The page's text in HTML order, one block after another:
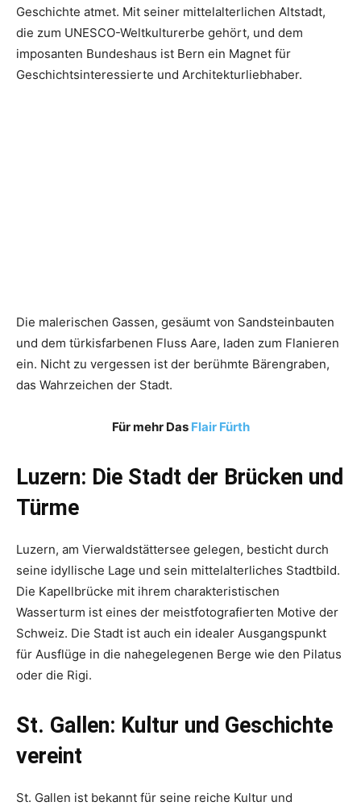
Geschichte atmet. Mit seiner mittelalterlichen Altstadt,
die zum UNESCO-Weltkulturerbe gehört, und dem
imposanten Bundeshaus ist Bern ein Magnet für
Geschichtsinteressierte und Architekturliebhaber.
Die malerischen Gassen, gesäumt von Sandsteinbauten
und dem türkisfarbenen Fluss Aare, laden zum Flanieren
ein. Nicht zu vergessen ist der berühmte Bärengraben,
das Wahrzeichen der Stadt.
Für mehr Das Flair Fürth
Luzern: Die Stadt der Brücken und
Türme
Luzern, am Vierwaldstättersee gelegen, besticht durch
seine idyllische Lage und sein mittelalterliches Stadtbild.
Die Kapellbrücke mit ihrem charakteristischen
Wasserturm ist eines der meistfotografierten Motive der
Schweiz. Die Stadt ist auch ein idealer Ausgangspunkt
für Ausflüge in die nahegelegenen Berge wie den Pilatus
oder die Rigi.
St. Gallen: Kultur und Geschichte
vereint
St. Gallen ist bekannt für seine reiche Kultur und